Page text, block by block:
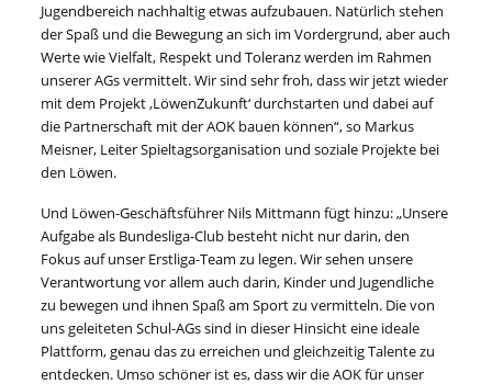
Jugendbereich nachhaltig etwas aufzubauen. Natürlich stehen
der Spaß und die Bewegung an sich im Vordergrund, aber auch
Werte wie Vielfalt, Respekt und Toleranz werden im Rahmen
unserer AGs vermittelt. Wir sind sehr froh, dass wir jetzt wieder
mit dem Projekt ,LöwenZukunft‘ durchstarten und dabei auf
die Partnerschaft mit der AOK bauen können“, so Markus
Meisner, Leiter Spieltagsorganisation und soziale Projekte bei
den Löwen.
Und Löwen-Geschäftsführer Nils Mittmann fügt hinzu: „Unsere
Aufgabe als Bundesliga-Club besteht nicht nur darin, den
Fokus auf unser Erstliga-Team zu legen. Wir sehen unsere
Verantwortung vor allem auch darin, Kinder und Jugendliche
zu bewegen und ihnen Spaß am Sport zu vermitteln. Die von
uns geleiteten Schul-AGs sind in dieser Hinsicht eine ideale
Plattform, genau das zu erreichen und gleichzeitig Talente zu
entdecken. Umso schöner ist es, dass wir die AOK für unser